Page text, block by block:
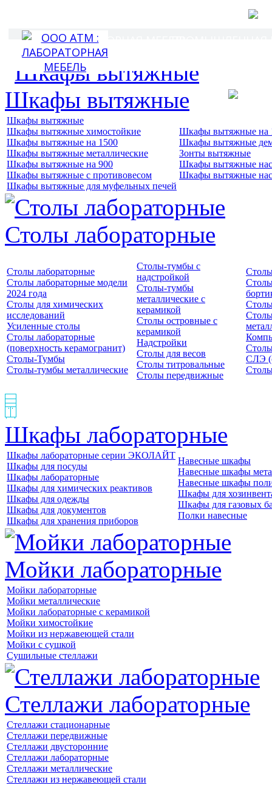
ЛАБОРАТОРНАЯ МЕБЕЛЬ
Лабораторная
Шкафы вытяжные
Шкафы вытяжные
Шкафы вытяжные химостойкие
Шкафы вытяжные на 1500
Шкафы вытяжные металлические
Шкафы вытяжные на 900
Шкафы вытяжные с противовесом
Шкафы вытяжные для муфельных печей
Шкафы вытяжные на
Шкафы вытяжные
Зонты вытяжные
Шкафы вытяжные
Шкафы вытяжные
Столы лабораторные
Столы лабораторные
Столы лабораторные модели
2024 года
Столы для химических
исследований
Усиленные столы
Столы лабораторные
(поверхность керамогранит)
Столы-Тумбы
Столы-тумбы металлические
Столы-тумбы с
надстройкой
Столы-тумбы
металлические с
керамикой
Столы островные с
керамикой
Надстройки
Столы для весов
Столы титровальные
Столы передвижные
СЛЭ
Шкафы лабораторные
Шкафы лабораторные серии ЭКОЛАЙТ
Шкафы для посуды
Шкафы лабораторные
Шкафы для химических реактивов
Шкафы для одежды
Шкафы для документов
Шкафы для хранения приборов
Навесные шкафы
Навесные шкафы
Навесные шкафы
Шкафы для
Шкафы для газовых
Полки навесные
Мойки лабораторные
Мойки лабораторные
Мойки металлические
Мойки лабораторные с керамикой
Мойки химостойкие
Мойки из нержавеющей стали
Мойки с сушкой
Сушильные стеллажи
Стеллажи лабораторные
Стеллажи стационарные
Стеллажи передвижные
Стеллажи двусторонние
Стеллажи лабораторные
Стеллажи металлические
Стеллажи из нержавеющей стали